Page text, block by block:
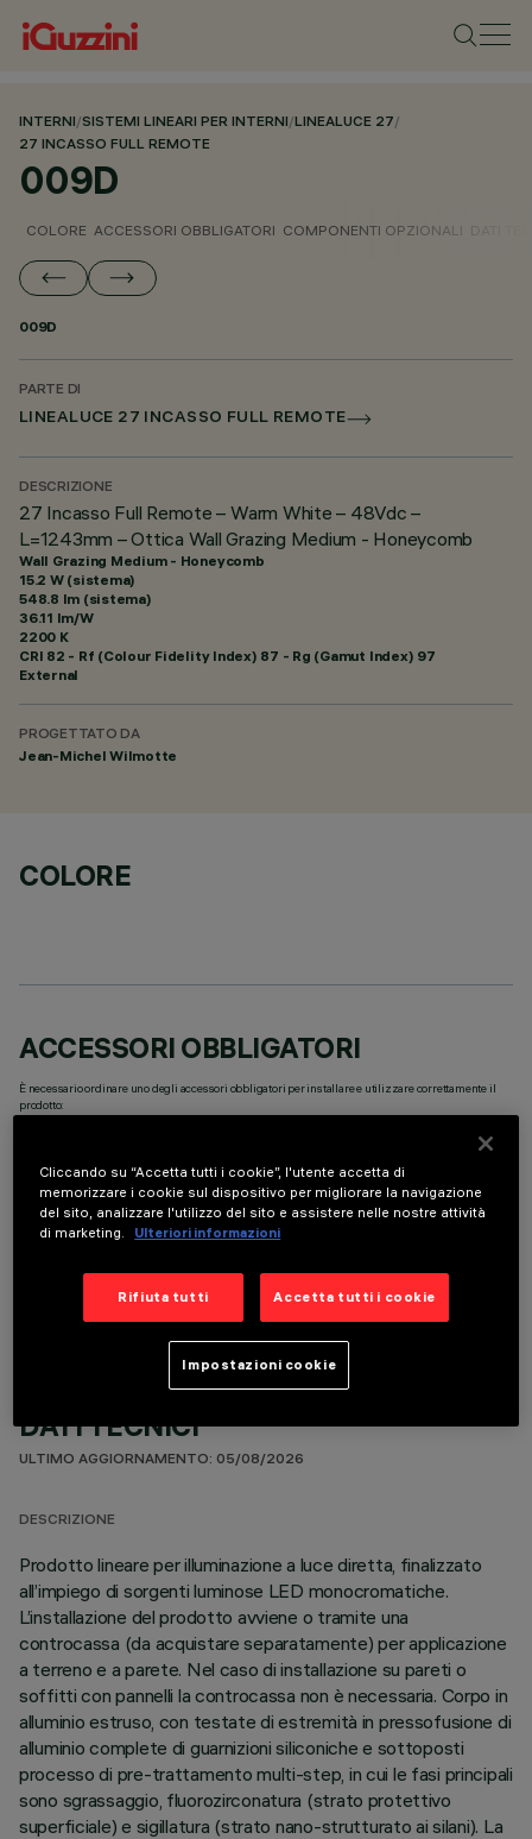
INTERNI/SISTEMI LINEARI PER INTERNI/LINEALUCE 27/
27 INCASSO FULL REMOTE
009D
COLORE ACCESSORI OBBLIGATORI COMPONENTI OPZIONALI
009D
PARTE DI
LINEALUCE 27 INCASSO FULL REMOTE
DESCRIZIONE
27 Incasso Full Remote – Warm White – 48Vdc –
L=1243mm – Ottica Wall Grazing Medium - Honeycomb
Wall Grazing Medium - Honeycomb
15.2 W (sistema)
548.8 lm (sistema)
36.11 lm/W
2200 K
CRI 82 - Rf (Colour Fidelity Index) 87 - Rg (Gamut Index) 97
External
PROGETTATO DA
Jean-Michel Wilmotte
COLORE
ACCESSORI OBBLIGATORI
È necessario ordinare uno degli accessori obbligatori per installare e utilizzare correttamente il
prodotto:
DATI TECNICI
ULTIMO AGGIORNAMENTO: 05/08/2026
DESCRIZIONE
Prodotto lineare per illuminazione a luce diretta, finalizzato
all’impiego di sorgenti luminose LED monocromatiche.
L’installazione del prodotto avviene o tramite una
controcassa (da acquistare separatamente) per applicazione
a terreno e a parete. Nel caso di installazione su pareti o
soffitti con pannelli la controcassa non è necessaria. Corpo in
alluminio estruso, con testate di estremità in pressofusione di
alluminio complete di guarnizioni siliconiche e sottoposti
processo di pre-trattamento multi-step, in cui le fasi principali
sono sgrassaggio, fluorozirconatura (strato protettivo
superficiale) e sigillatura (strato nano-strutturato ai silani). La
Cliccando su “Accetta tutti i cookie”, l'utente accetta di
memorizzare i cookie sul dispositivo per migliorare la navigazione
del sito, analizzare l'utilizzo del sito e assistere nelle nostre attività
di marketing. Ulteriori informazioni
Rifiuta tutti Accetta tutti i cookie
Impostazioni cookie